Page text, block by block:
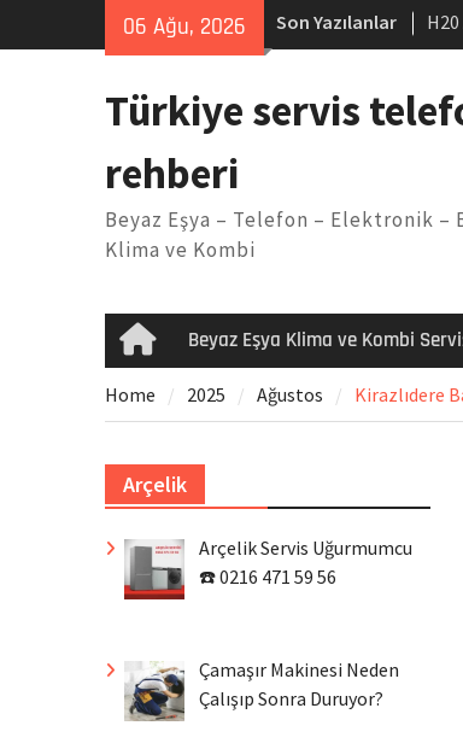
06 Ağu, 2026 Son Yazılanlar
Türkiye servis
rehberi
Beyaz Eşya – Telefon – Elektronik –
Klima ve Kombi
HomeBeyaz Eşya Klima ve Kombi
Home 2025 Ağustos Kirazlıdere
Arçelik
Arçelik Servis Uğurmumcu
☎️ 0216 471 59 56
Çamaşır Makinesi Neden
Çalışıp Sonra Duruyor?